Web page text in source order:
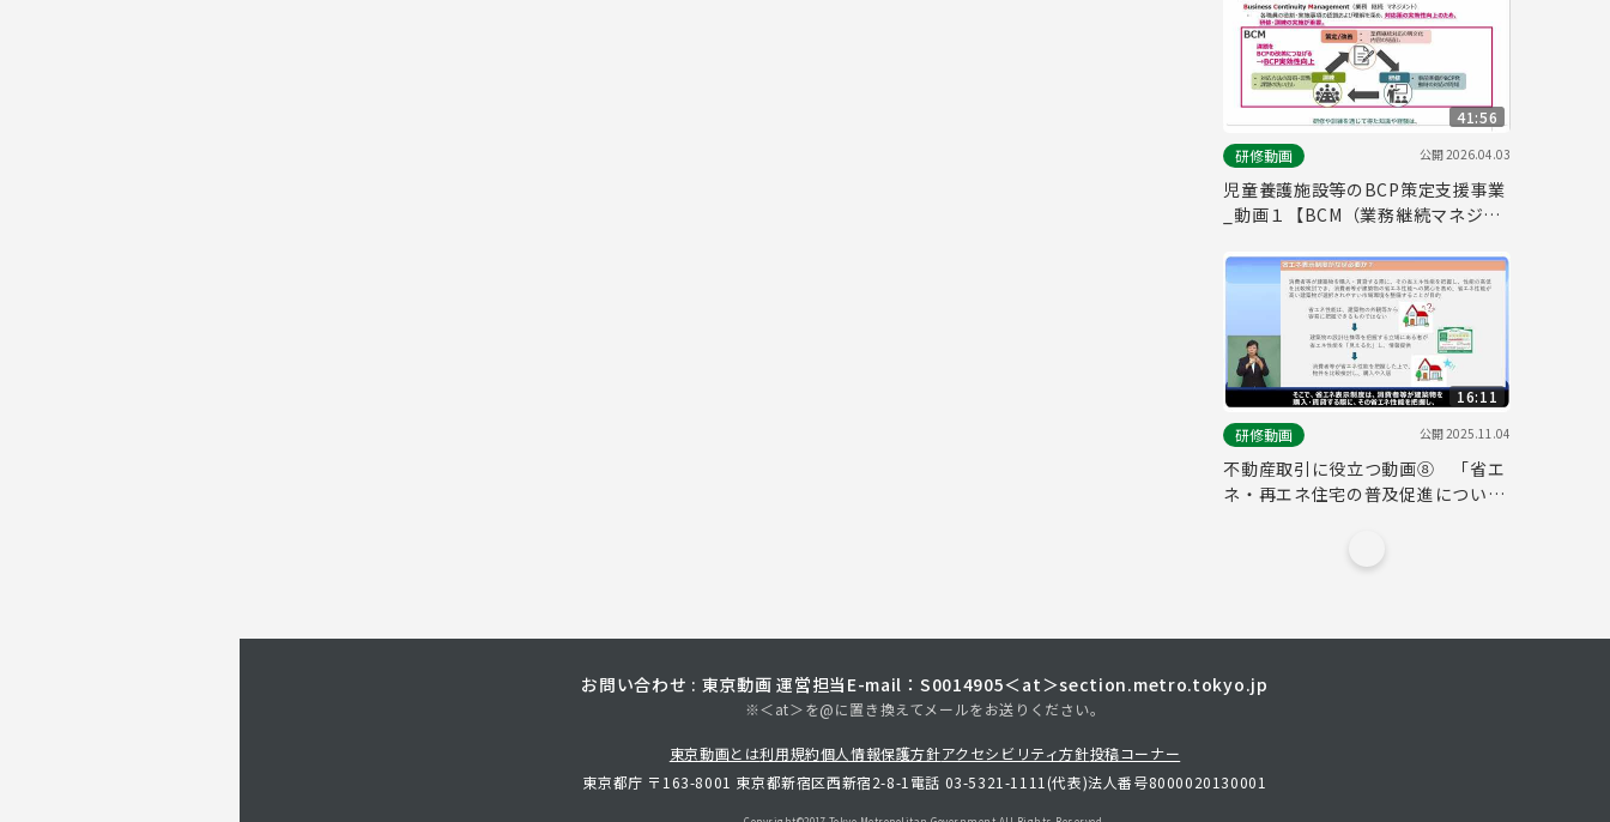
41:56
研修動画
公開2026.04.03
児童養護施設等のBCP策定支援事業
_動画１【BCM（業務継続マネジメ
画について（研修・訓練企画者向
け）】
16:11
研修動画
公開2025.11.04
不動産取引に役立つ動画⑧ 「省エ
ネ・再エネ住宅の普及促進につい
お問い合わせ : 東京動画 運営担当 E-mail：S0014905＜at＞section.metro.tokyo.jp
※＜at＞を@に置き換えてメールをお送りください。
東京動画とは利用規約個人情報保護方針アクセシビリティ方針投稿コーナー
東京都庁 〒163-8001 東京都新宿区西新宿2-8-1 電話 03-5321-1111(代表)法人番号8000020130001